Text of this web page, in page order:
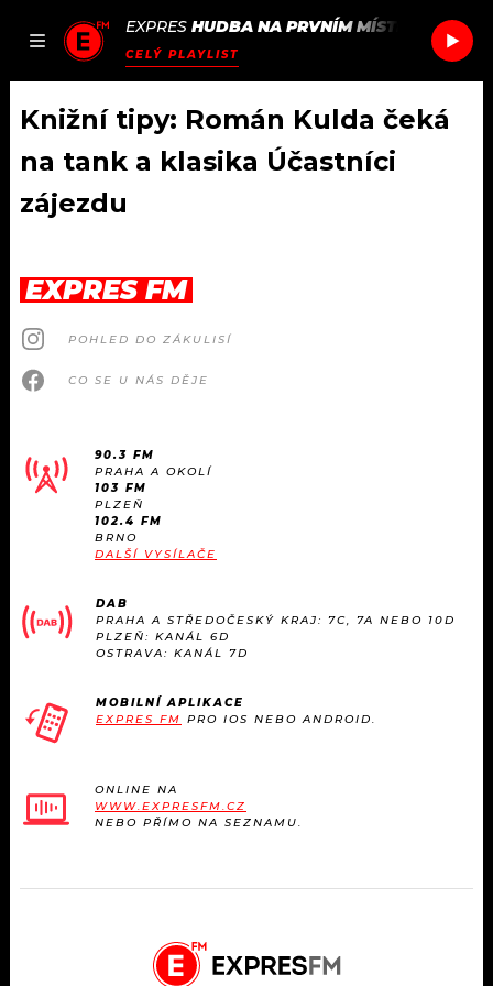
JAK
SEZNAM.CZ
EXPRES HUDBA NA PRVNÍM MÍSTĚ
CELÝ PLAYLIST
DOMŮ
AKTUÁLNĚ
HUDBA
#NEBUDUDOMA
KALENDÁŘ
VIP
TRENDY
KULTURA
OSTATNÍ
PODCASTY
JAK NALADIT
APLIKACE
PROGRAM
PLAYLIST
JAK NALADIT
SOUTĚŽE
Knižní tipy: Román Kulda čeká
na tank a klasika Účastníci
zájezdu
EXPRES FM
POHLED DO ZÁKULISÍ
CO SE U NÁS DĚJE
90.3 FM
PRAHA A OKOLÍ
103 FM
PLZEŇ
102.4 FM
BRNO
DALŠÍ VYSÍLAČE
DAB
PRAHA A STŘEDOČESKÝ KRAJ: 7C, 7A NEBO 10D
PLZEŇ: KANÁL 6D
OSTRAVA: KANÁL 7D
MOBILNÍ APLIKACE
EXPRES FM PRO IOS NEBO ANDROID.
ONLINE NA
WWW.EXPRESFM.CZ
NEBO PŘÍMO NA SEZNAMU.